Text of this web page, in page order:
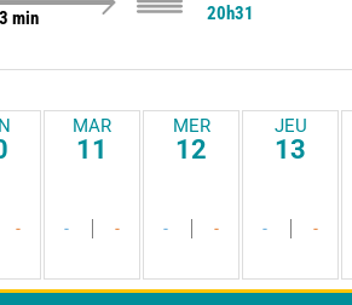
min
20h31
-
MAR
11
- -
MER
12
- -
JEU
13
- -